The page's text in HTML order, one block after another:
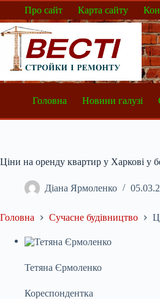
Перейти
вмісту
Про сайт Карта сайту
Головна Новини галузі
Ціни на оренду квартир у Харкові у
Діана Ярмоленко
Головна Сучасне будівництво
Тетяна Єрмоленко
Кореспондентка